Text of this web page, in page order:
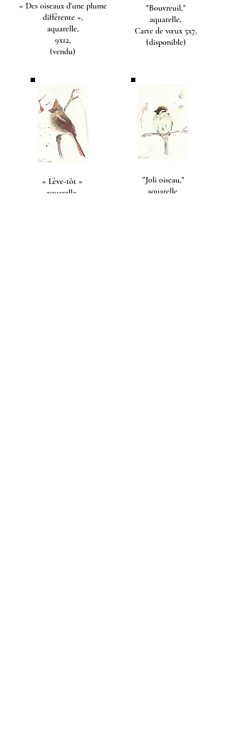
« Des oiseaux d'une plume
différente »,
aquarelle,
9x12,
(vendu)
"Bouvreuil,"
aquarelle,
Carte de vœux 5x7,
(disponible)
« Lève-tôt »
aquarelle,
"Joli oiseau,"
aquarelle,